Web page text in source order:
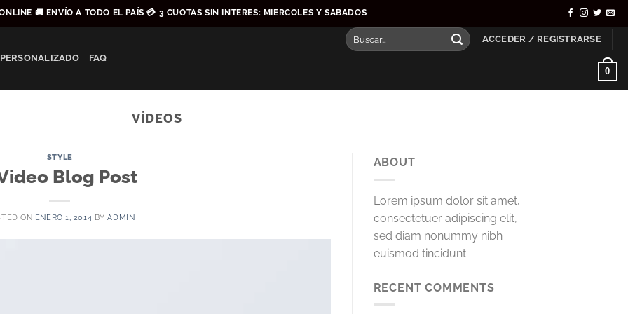
🚚 ENVÍO A TODO EL PAÍS 💳 3 CUOTAS SIN INTERES: MIERCOLES Y SABADOS
FAQ
Buscar
por:
ACCEDER / REGISTRARSE
0
VÍDEOS
STYLE
Blog Post
ON ENERO 1, 2014 BYADMIN
ABOUT
Lorem ipsum dolor sit amet,
consectetuer adipiscing elit,
sed diam nonummy nibh
euismod tincidunt.
RECENT COMMENTS